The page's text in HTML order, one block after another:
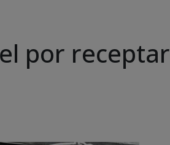
por receptar